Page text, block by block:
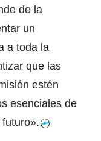
de la
un
a toda la
que las
estén
esenciales de